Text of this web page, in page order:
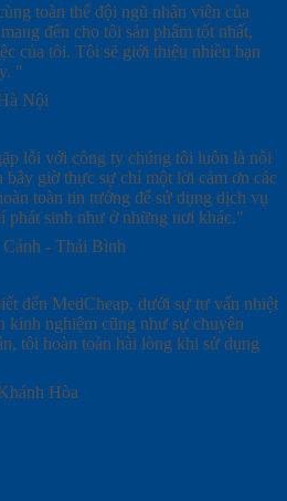
toàn thể đội ngũ nhân viên của
đến cho tôi sản phẩm tốt nhất,
của tôi. Tôi sẽ giới thiệu nhiều bạn
"
Nội
lỗi với công ty chúng tôi luôn là nỗi
bây giờ thực sự chỉ một lời cảm ơn các
toàn tin tưởng để sử dụng dịch vụ
phát sinh như ở những nơi khác."
- Thái Bình
đến MedCheap, dưới sự tư vấn nhiệt
kinh nghiệm cũng như sự chuyên
tôi hoàn toàn hài lòng khi sử dụng
Hòa